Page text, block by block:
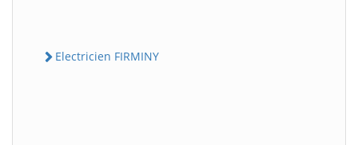
Electricien FIRMINY